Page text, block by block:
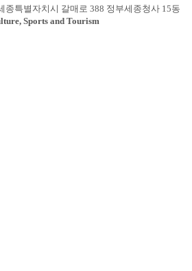
종특별자치시 갈매로 388 정부세종청사 15동
Sports and Tourism